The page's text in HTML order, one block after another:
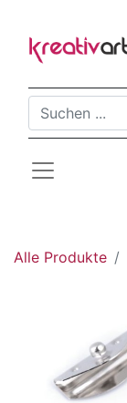
Alle Produkte